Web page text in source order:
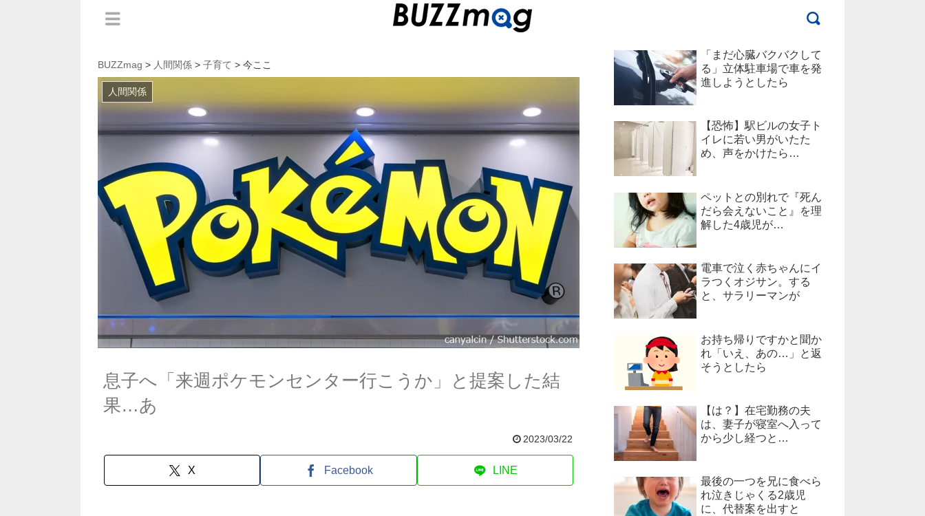
BUZZmag > 人間関係 > 子育て > 今ここ
人間関係
息子へ「来週ポケモンセンター行こうか」と提案した結
果…あ
2023/03/22
X Facebook LINE
「まだ心臓バクバクして
る」立体駐車場で車を発
進しようとしたら
【恐怖】駅ビルの女子ト
イレに若い男がいたた
め、声をかけたら…
ペットとの別れで『死ん
だら会えないこと』を理
解した4歳児が…
電車で泣く赤ちゃんにイ
ラつくオジサン。する
と、サラリーマンが
お持ち帰りですかと聞か
れ「いえ、あの…」と返
そうとしたら
【は？】在宅勤務の夫
は、妻子が寝室へ入って
から少し経つと…
最後の一つを兄に食べら
れ泣きじゃくる2歳児
に、代替案を出すと